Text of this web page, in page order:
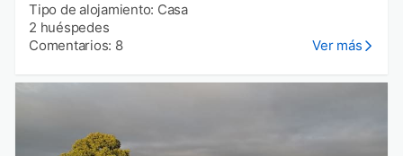
Tipo de alojamiento: Casa
2 huéspedes
Comentarios: 8
Ver más